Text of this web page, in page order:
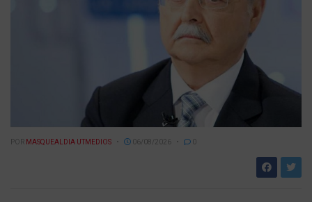
POR MASQUEALDIA UTMEDIOS 06/08/2026 0